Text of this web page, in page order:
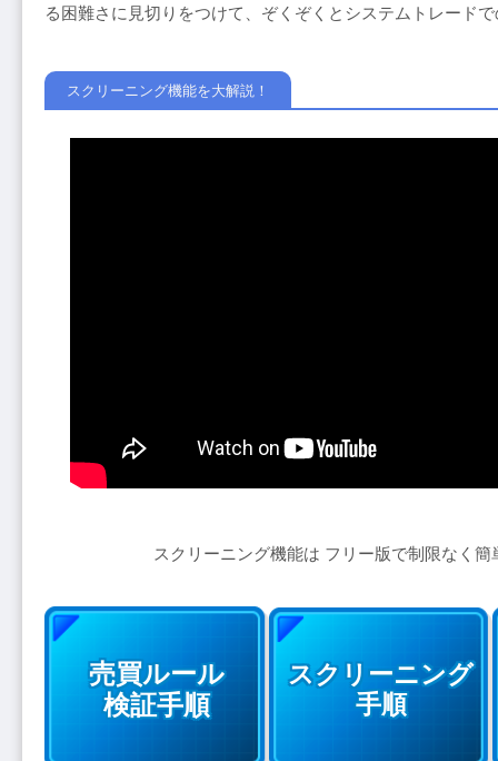
る困難さに見切りをつけて、ぞくぞくとシステムトレード
スクリーニング機能を大解説！
スクリーニング機能は フリー版で制限なく簡
売買ルール
検証手順
スクリーニング
手順